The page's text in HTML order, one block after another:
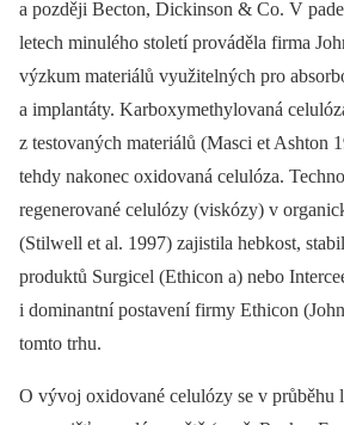
a později Becton, Dickinson & Co. V
letech minulého století prováděla firma
výzkum materiálů využitelných pro
a implantáty. Karboxymethylovaná
z testovaných materiálů (Masci et Ashton
tehdy nakonec oxidovaná celulóza.
regenerované celulózy (viskózy) v
(Stilwell et al. 1997) zajistila hebkost,
produktů Surgicel (Ethicon a) nebo
i dominantní postavení firmy Ethicon
tomto trhu.
O vývoj oxidované celulózy se v průběhu